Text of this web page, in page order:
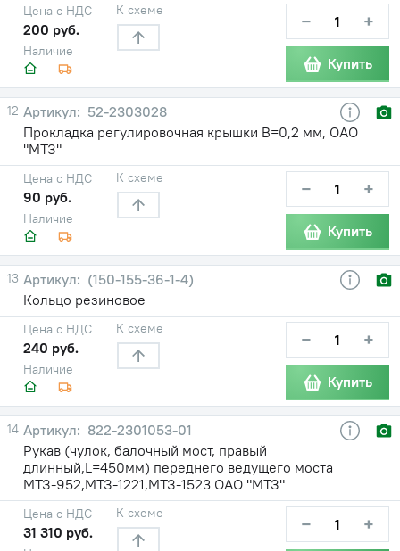
Наличие
Цена с НДС
200 руб.
К схеме − +
Купить
12
52-2303028
Прокладка регулировочная крышки В=0,2 мм, ОАО
"МТЗ"
Наличие
Цена с НДС
90 руб.
К схеме − +
Купить
13
(150-155-36-1-4)
Кольцо резиновое
Наличие
Цена с НДС
240 руб.
К схеме − +
Купить
14
822-2301053-01
Рукав (чулок, балочный мост, правый
длинный,L=450мм) переднего ведущего моста
МТЗ-952,МТЗ-1221,МТЗ-1523 ОАО "МТЗ"
Цена с НДС
31 310 руб.
К схеме − +